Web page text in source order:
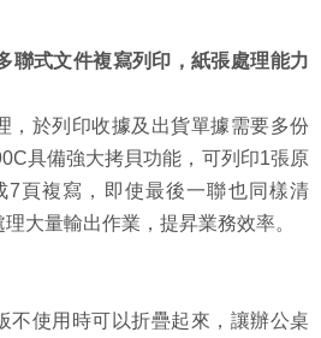
聯式文件複寫列印，紙張處理能力
，於列印收據及出貨單據需要多份
具備強大拷貝功能，可列印1張原
7頁複寫，即使最後一聯也同樣清
大量輸出作業，提昇業務效率。
不使用時可以折疊起來，讓辦公桌